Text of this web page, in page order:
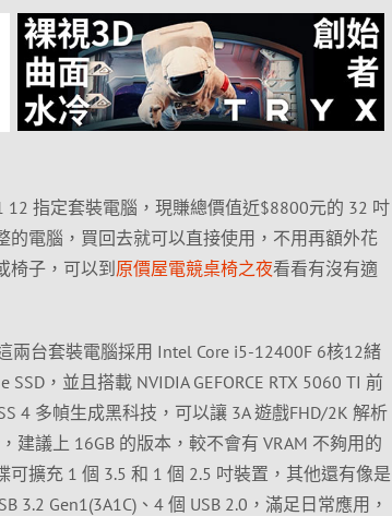
指定套裝電腦，現賺總價值近$8800元的 32 吋
電腦，買回去就可以直接使用，不用再額外花
椅子，可以到原價屋電競桌椅之夜看看有沒有適
兩台套裝電腦採用 Intel Core i5-12400F 6核12緒
，並且搭載 NVIDIA GEFORCE RTX 5060 TI 前
4 多幀生成黑科技，可以讓 3A 遊戲FHD/2K 解析
建議上 16GB 的版本，較不會有 VRAM 不夠用的
擴充 1 個 3.5 和 1 個 2.5 吋裝置，其他還有像是
3.2 Gen1(3A1C)、4 個 USB 2.0，滿足日常應用，